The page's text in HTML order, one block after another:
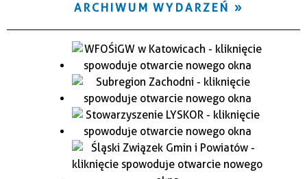
ARCHIWUM WYDARZEŃ